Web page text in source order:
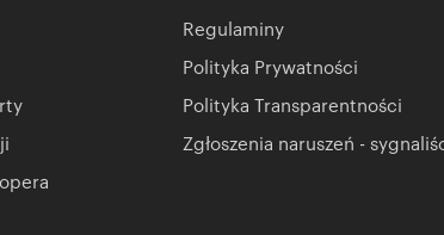
Regulaminy
Polityka Prywatności
Polityka Transparentności
Zgłoszenia naruszeń -